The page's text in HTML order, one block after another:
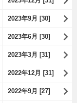
2023年9月 [30]
2023年6月 [30]
2023年3月 [31]
2022年12月 [31]
2022年9月 [27]